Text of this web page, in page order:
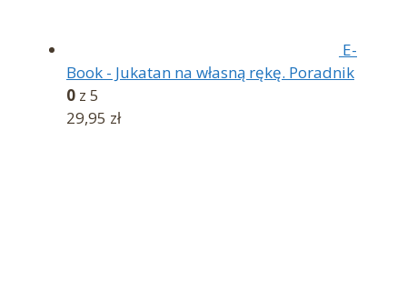
E-
Book - Jukatan na własną rękę. Poradnik
0 z 5
29,95 zł